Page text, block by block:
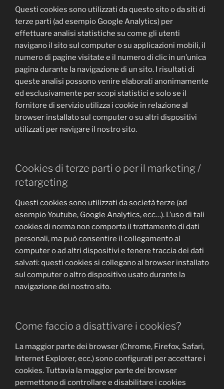
Questi cookies sono utilizzati da questo sito o da siti di
terze parti (ad esempio Google Analytics) per
effettuare analisi statistiche su come gli utenti
navigano il sito sul computer o su applicazioni mobili, il
numero di pagine visitate e il numero di clic in un’unica
pagina durante la navigazione di un sito. I risultati di
queste analisi possono venire elaborati anonimamente
ed esclusivamente per scopi statistici e solo se il
fornitore di servizio utilizza i cookie in relazione al
browser installato sul computer o su altri dispositivi
utilizzati per navigare il nostro sito.
Cookies di terze parti o per il marketing /
retargeting
Questi cookies sono utilizzati da società terze (ad
esempio Youtube, Google Analytics, ecc…). L’uso di tali
cookies di norma non comporta il trattamento di dati
personali, ma può consentire il collegamento al
computer o ad altri dispositivi e tenere traccia dei dati
salvati: questi cookies si collegano al browser installato
sul computer o altro dispositivo usato durante la
navigazione del nostro sito.
Come faccio a disattivare i cookies?
La maggior parte dei browser (Chrome, Firefox, Safari,
Internet Explorer, ecc.) sono configurati per accettare i
cookies. Tuttavia la maggior parte dei browser
permettono di controllare e disabilitare i cookies